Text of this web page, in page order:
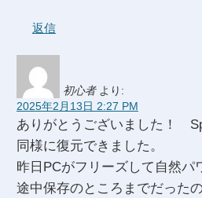
返信
初心者 より:
2025年2月13日 2:27 PM
ありがとうございました！
同様に復元できました。
昨日PCがフリーズして自然パ
途中保存のところまでだった